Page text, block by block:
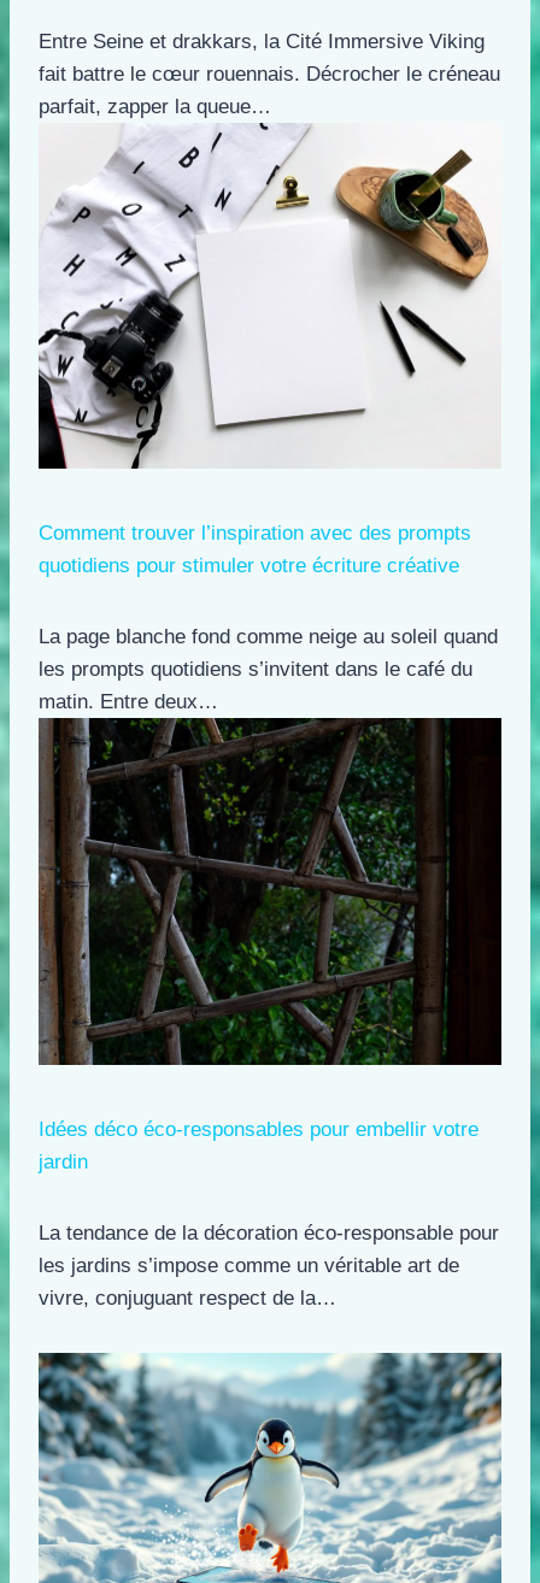
Entre Seine et drakkars, la Cité Immersive Viking
fait battre le cœur rouennais. Décrocher le créneau
parfait, zapper la queue…
Comment trouver l’inspiration avec des prompts
quotidiens pour stimuler votre écriture créative
La page blanche fond comme neige au soleil quand
les prompts quotidiens s’invitent dans le café du
matin. Entre deux…
Idées déco éco-responsables pour embellir votre
jardin
La tendance de la décoration éco-responsable pour
les jardins s’impose comme un véritable art de
vivre, conjuguant respect de la…